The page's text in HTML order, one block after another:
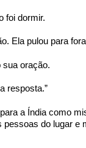
foi dormir.
Ela pulou para
sua oração.
resposta.”
a Índia como
do lugar